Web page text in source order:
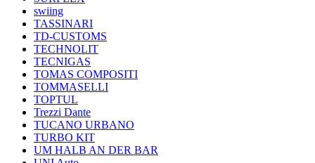
swiing
TASSINARI
TD-CUSTOMS
TECHNOLIT
TECNIGAS
TOMAS COMPOSITI
TOMMASELLI
TOPTUL
Trezzi Dante
TUCANO URBANO
TURBO KIT
UM HALB AN DER BAR